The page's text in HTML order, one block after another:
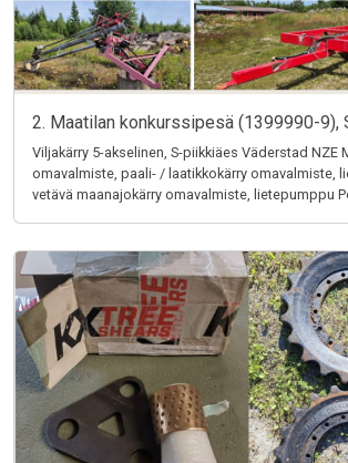
2. Maatilan konkurssipesä (1399990-9),
Viljakärry 5-akselinen, S-piikkiäes Väderstad NZE
omavalmiste, paali- / laatikkokärry omavalmiste,
vetävä maanajokärry omavalmiste, lietepumppu